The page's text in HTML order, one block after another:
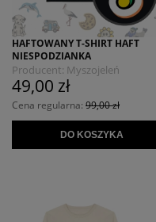
HAFTOWANY T-SHIRT HAFT
NIESPODZIANKA
Producent: Myszojeleń
49,00 zł
Cena regularna: 99,00 zł
DO KOSZYKA